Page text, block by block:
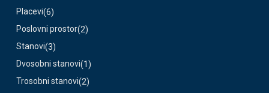
Placevi(6)
Poslovni prostor(2)
Stanovi(3)
Dvosobni stanovi(1)
Trosobni stanovi(2)